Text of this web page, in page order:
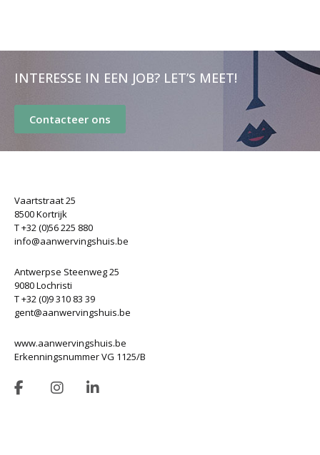
INTERESSE IN EEN JOB? LET’S MEET!
Contacteer ons
Vaartstraat 25
8500 Kortrijk
T +32 (0)56 225 880
info@aanwervingshuis.be
Antwerpse Steenweg 25
9080 Lochristi
T +32 (0)9 310 83 39
gent@aanwervingshuis.be
www.aanwervingshuis.be
Erkenningsnummer VG 1125/B